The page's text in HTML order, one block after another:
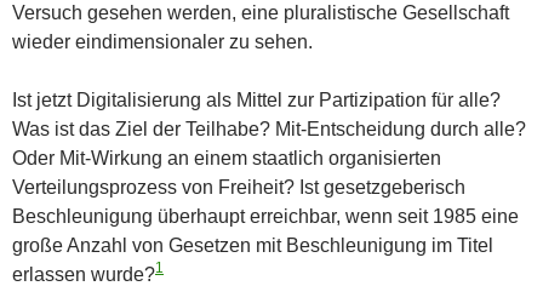
Versuch gesehen werden, eine pluralistische Gesellschaft
wieder eindimensionaler zu sehen.
Ist jetzt Digitalisierung als Mittel zur Partizipation für alle?
Was ist das Ziel der Teilhabe? Mit-Entscheidung durch alle?
Oder Mit-Wirkung an einem staatlich organisierten
Verteilungsprozess von Freiheit? Ist gesetzgeberisch
Beschleunigung überhaupt erreichbar, wenn seit 1985 eine
große Anzahl von Gesetzen mit Beschleunigung im Titel
erlassen wurde?1